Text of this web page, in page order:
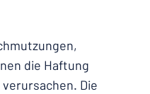
die Haftung
Die